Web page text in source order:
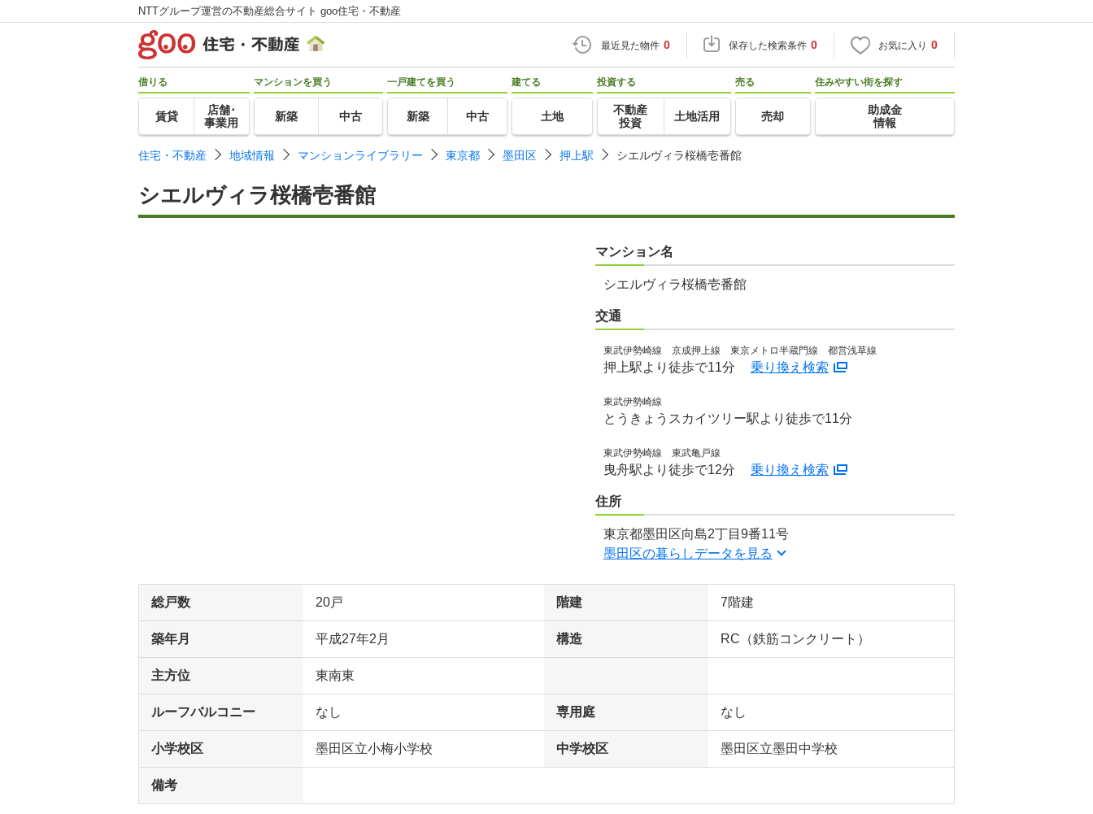
NTTグループ運営の不動産総合サイト goo住宅・不動産
最近見た物件 0 保存した検索条件 0 お気に入り 0
借りる
賃貸
店舗･
事業用
マンションを買う
新築 中古
一戸建てを買う
新築 中古
建てる
土地
投資する
不動産
投資
土地活用
売る
売却
住みやすい街を探す
助成金
情報
住宅・不動産 地域情報 マンションライブラリー 東京都 墨田区 押上駅 シエルヴィラ桜橋壱番館
シエルヴィラ桜橋壱番館
マンション名
シエルヴィラ桜橋壱番館
交通
東武伊勢崎線 京成押上線 東京メトロ半蔵門線 都営浅草線
押上駅より徒歩で11分 乗り換え検索
東武伊勢崎線
とうきょうスカイツリー駅より徒歩で11分
東武伊勢崎線 東武亀戸線
曳舟駅より徒歩で12分 乗り換え検索
住所
東京都墨田区向島2丁目9番11号
墨田区の暮らしデータを見る
総戸数 20戸 階建 7階建
築年月 平成27年2月 構造 RC（鉄筋コンクリート）
主方位 東南東
ルーフバルコニー なし 専用庭 なし
小学校区 墨田区立小梅小学校 中学校区 墨田区立墨田中学校
備考